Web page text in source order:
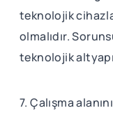
teknolojik
olmalıdır.
teknolojik
7. Çalışma